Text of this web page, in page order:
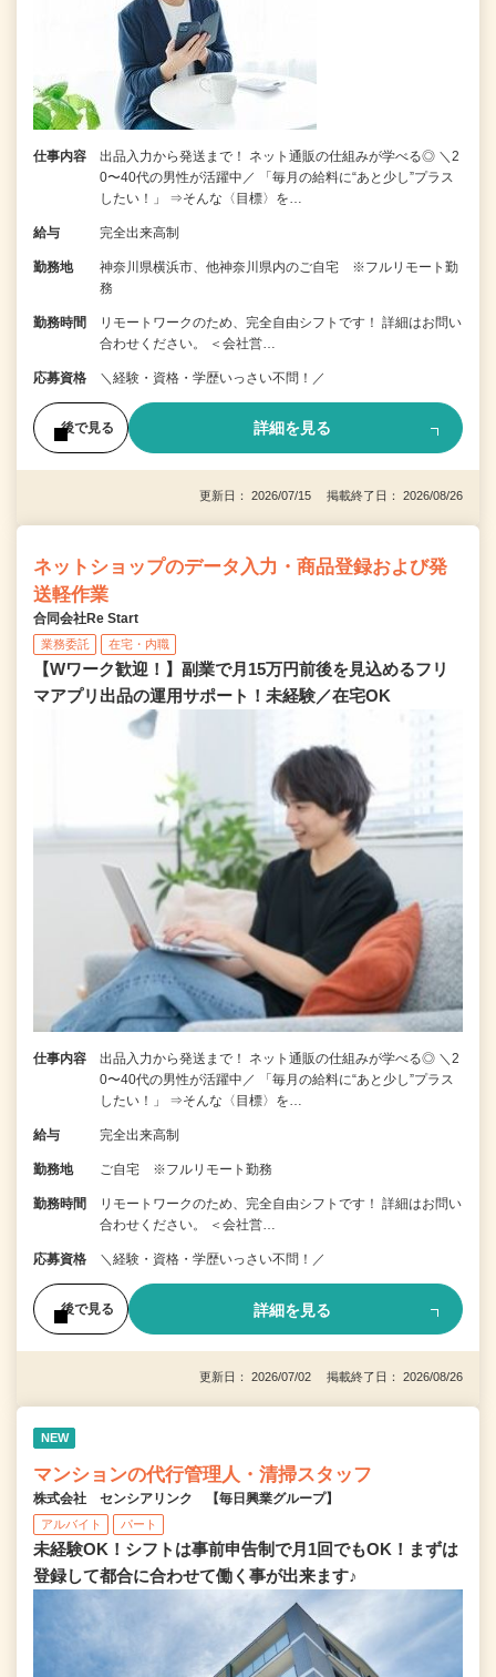
仕事内容
出品入力から発送まで！ ネット通販の仕組みが学べる◎ ＼2
0〜40代の男性が活躍中／ 「毎月の給料に“あと少し”プラス
したい！」 ⇒そんな〈目標〉を…
給与 完全出来高制
勤務地
神奈川県横浜市、他神奈川県内のご自宅 ※フルリモート勤
務
勤務時間
リモートワークのため、完全自由シフトです！ 詳細はお問い
合わせください。 ＜会社営…
応募資格 ＼経験・資格・学歴いっさい不問！／
後で見る 詳細を見る
更新日： 2026/07/15 掲載終了日： 2026/08/26
ネットショップのデータ入力・商品登録および発
送軽作業
合同会社Re Start
業務委託 在宅・内職
【Wワーク歓迎！】副業で月15万円前後を見込めるフリ
マアプリ出品の運用サポート！未経験／在宅OK
仕事内容
出品入力から発送まで！ ネット通販の仕組みが学べる◎ ＼2
0〜40代の男性が活躍中／ 「毎月の給料に“あと少し”プラス
したい！」 ⇒そんな〈目標〉を…
給与 完全出来高制
勤務地 ご自宅 ※フルリモート勤務
勤務時間
リモートワークのため、完全自由シフトです！ 詳細はお問い
合わせください。 ＜会社営…
応募資格 ＼経験・資格・学歴いっさい不問！／
後で見る 詳細を見る
更新日： 2026/07/02 掲載終了日： 2026/08/26
NEW
マンションの代行管理人・清掃スタッフ
株式会社 センシアリンク 【毎日興業グループ】
アルバイト パート
未経験OK！シフトは事前申告制で月1回でもOK！まずは
登録して都合に合わせて働く事が出来ます♪